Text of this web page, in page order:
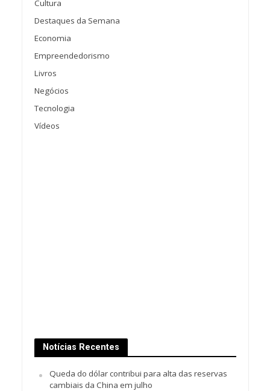
Cultura
Destaques da Semana
Economia
Empreendedorismo
Livros
Negócios
Tecnologia
Vídeos
Notícias Recentes
Queda do dólar contribui para alta das reservas
cambiais da China em julho